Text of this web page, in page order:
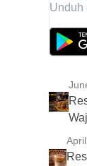
Unduh